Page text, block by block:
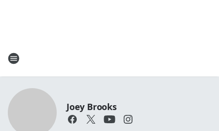
Joey Brooks